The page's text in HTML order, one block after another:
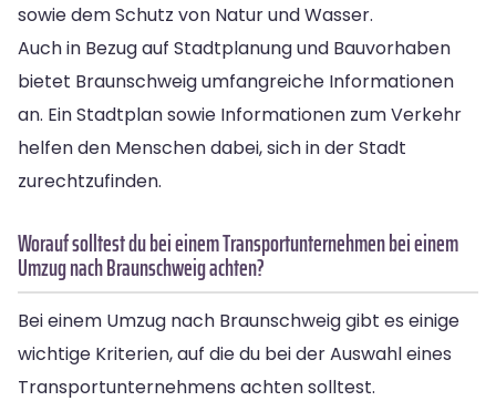
sowie dem Schutz von Natur und Wasser.
Auch in Bezug auf Stadtplanung und Bauvorhaben
bietet Braunschweig umfangreiche Informationen
an. Ein Stadtplan sowie Informationen zum Verkehr
helfen den Menschen dabei, sich in der Stadt
zurechtzufinden.
Worauf solltest du bei einem Transportunternehmen bei einem
Umzug nach Braunschweig achten?
Bei einem Umzug nach Braunschweig gibt es einige
wichtige Kriterien, auf die du bei der Auswahl eines
Transportunternehmens achten solltest.